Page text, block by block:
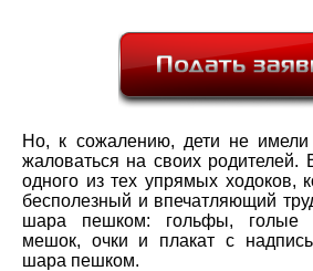
Но, к сожалению, дети не имели
жаловаться на своих родителей.
одного из тех упрямых ходоков,
бесполезный и впечатляющий
шара пешком: гольфы, голые
мешок, очки и плакат с
шара пешком.